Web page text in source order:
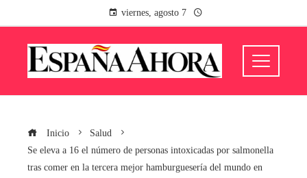
viernes, agosto 7
Inicio
Salud
Se eleva a 16 el número de personas intoxicadas por salmonella
tras comer en la tercera mejor hamburguesería del mundo en